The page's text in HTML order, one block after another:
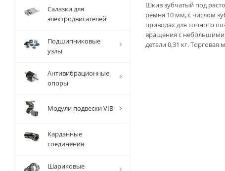
Шкив зубчатый под
ремня 10 мм, с числом
приводах для точного
вращения с
детали 0,31 кг. Торговая
Салазки для
электродвигателей
Подшипниковые
узлы
Антивибрационные
опоры
Модули подвески VIB
Карданные
соединения
Шариковые